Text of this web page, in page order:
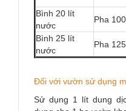
Bình 20 lít
nước
Pha
Bình 25 lít
nước
Pha
Đối với vườn sử dụng
Sử dụng 1 lít dung